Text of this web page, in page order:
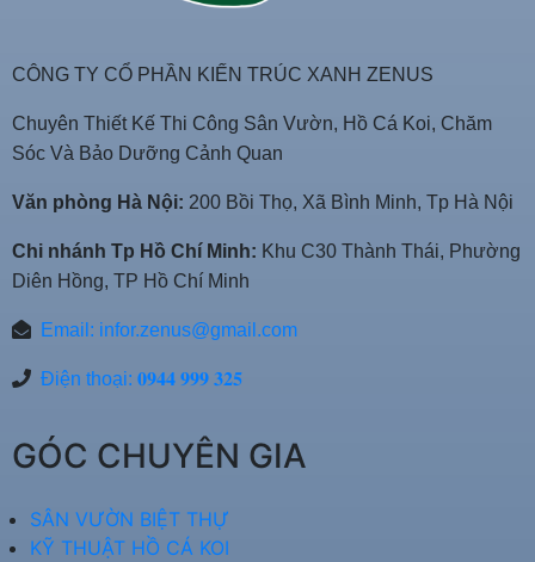
CÔNG TY CỔ PHẦN KIẾN TRÚC XANH ZENUS
Chuyên Thiết Kế Thi Công Sân Vườn, Hồ Cá Koi, Chăm
Sóc Và Bảo Dưỡng Cảnh Quan
Văn phòng Hà Nội: 200 Bồi Thọ, Xã Bình Minh, Tp Hà Nội
Chi nhánh Tp Hồ Chí Minh: Khu C30 Thành Thái, Phường
Diên Hồng, TP Hồ Chí Minh
Email: infor.zenus@gmail.com
Điện thoại: 𝟎𝟗𝟒𝟒 𝟗𝟗𝟗 𝟑𝟐𝟓
GÓC CHUYÊN GIA
SÂN VƯỜN BIỆT THỰ
KỸ THUẬT HỒ CÁ KOI